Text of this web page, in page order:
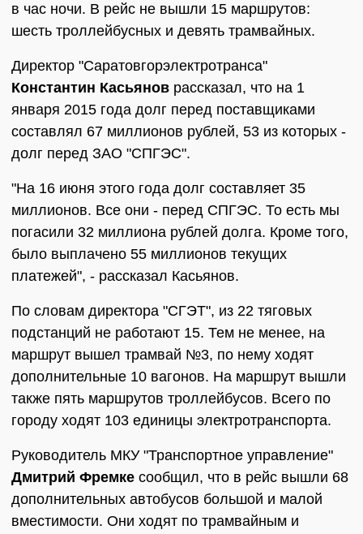
в час ночи. В рейс не вышли 15 маршрутов:
шесть троллейбусных и девять трамвайных.
Директор "Саратовгорэлектротранса"
Константин Касьянов рассказал, что на 1
января 2015 года долг перед поставщиками
составлял 67 миллионов рублей, 53 из которых -
долг перед ЗАО "СПГЭС".
"На 16 июня этого года долг составляет 35
миллионов. Все они - перед СПГЭС. То есть мы
погасили 32 миллиона рублей долга. Кроме того,
было выплачено 55 миллионов текущих
платежей", - рассказал Касьянов.
По словам директора "СГЭТ", из 22 тяговых
подстанций не работают 15. Тем не менее, на
маршрут вышел трамвай №3, по нему ходят
дополнительные 10 вагонов. На маршрут вышли
также пять маршрутов троллейбусов. Всего по
городу ходят 103 единицы электротранспорта.
Руководитель МКУ "Транспортное управление"
Дмитрий Фремке сообщил, что в рейс вышли 68
дополнительных автобусов большой и малой
вместимости. Они ходят по трамвайным и